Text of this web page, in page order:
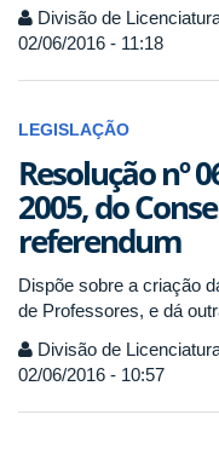
Divisão de
02/06/2016 - 11:18
LEGISLAÇÃO
Resolução nº
2005, do
referendum
Dispõe sobre a criação
de Professores, e dá
Divisão de
02/06/2016 - 10:57